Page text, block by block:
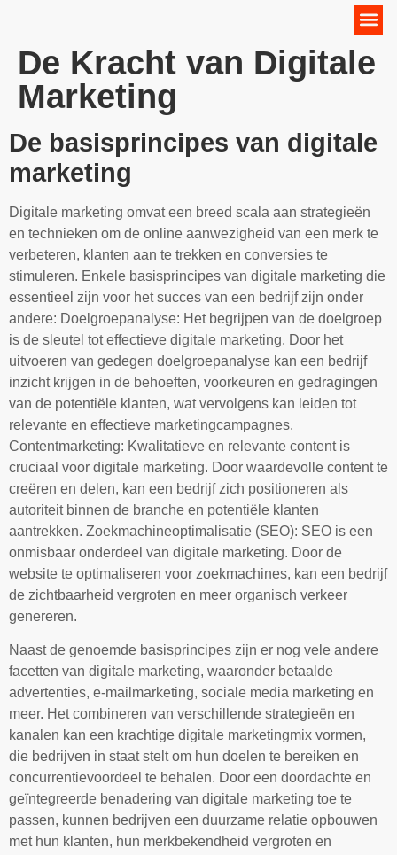
De Kracht van Digitale
Marketing
De basisprincipes van digitale
marketing
Digitale marketing omvat een breed scala aan strategieën
en technieken om de online aanwezigheid van een merk te
verbeteren, klanten aan te trekken en conversies te
stimuleren. Enkele basisprincipes van digitale marketing die
essentieel zijn voor het succes van een bedrijf zijn onder
andere: Doelgroepanalyse: Het begrijpen van de doelgroep
is de sleutel tot effectieve digitale marketing. Door het
uitvoeren van gedegen doelgroepanalyse kan een bedrijf
inzicht krijgen in de behoeften, voorkeuren en gedragingen
van de potentiële klanten, wat vervolgens kan leiden tot
relevante en effectieve marketingcampagnes.
Contentmarketing: Kwalitatieve en relevante content is
cruciaal voor digitale marketing. Door waardevolle content te
creëren en delen, kan een bedrijf zich positioneren als
autoriteit binnen de branche en potentiële klanten
aantrekken. Zoekmachineoptimalisatie (SEO): SEO is een
onmisbaar onderdeel van digitale marketing. Door de
website te optimaliseren voor zoekmachines, kan een bedrijf
de zichtbaarheid vergroten en meer organisch verkeer
genereren.
Naast de genoemde basisprincipes zijn er nog vele andere
facetten van digitale marketing, waaronder betaalde
advertenties, e-mailmarketing, sociale media marketing en
meer. Het combineren van verschillende strategieën en
kanalen kan een krachtige digitale marketingmix vormen,
die bedrijven in staat stelt om hun doelen te bereiken en
concurrentievoordeel te behalen. Door een doordachte en
geïntegreerde benadering van digitale marketing toe te
passen, kunnen bedrijven een duurzame relatie opbouwen
met hun klanten, hun merkbekendheid vergroten en